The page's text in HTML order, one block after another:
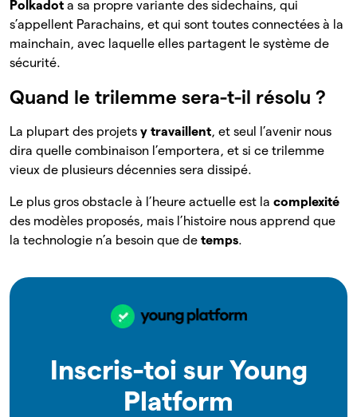
Polkadot a sa propre variante des sidechains, qui
s’appellent Parachains, et qui sont toutes connectées à la
mainchain, avec laquelle elles partagent le système de
sécurité.
Quand le trilemme sera-t-il résolu ?
La plupart des projets y travaillent, et seul l’avenir nous
dira quelle combinaison l’emportera, et si ce trilemme
vieux de plusieurs décennies sera dissipé.
Le plus gros obstacle à l’heure actuelle est la complexité
des modèles proposés, mais l’histoire nous apprend que
la technologie n’a besoin que de temps.
Inscris-toi sur Young
Platform